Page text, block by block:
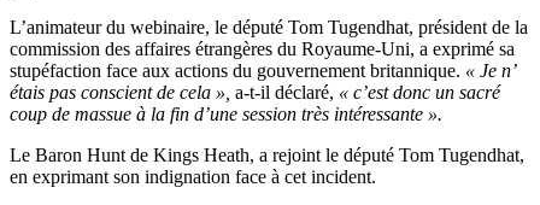
L’animateur du webinaire, le député Tom Tugendhat, président de la
commission des affaires étrangères du Royaume-Uni, a exprimé sa
stupéfaction face aux actions du gouvernement britannique. « Je n’
étais pas conscient de cela », a-t-il déclaré, « c’est donc un sacré
coup de massue à la fin d’une session très intéressante ».
Le Baron Hunt de Kings Heath, a rejoint le député Tom Tugendhat,
en exprimant son indignation face à cet incident.